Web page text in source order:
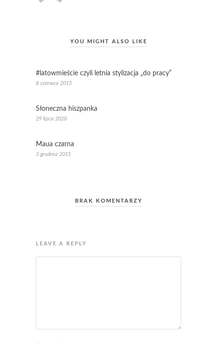
YOU MIGHT ALSO LIKE
#latowmieście czyli letnia stylizacja „do pracy”
8 czerwca 2015
Słoneczna hiszpanka
29 lipca 2020
Maua czarna
3 grudnia 2015
BRAK KOMENTARZY
LEAVE A REPLY